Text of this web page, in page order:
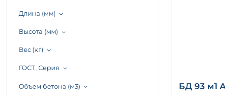
Длина (мм)
Высота (мм)
Вес (кг)
ГОСТ, Серия
Объем бетона (м3) БД 93 м1